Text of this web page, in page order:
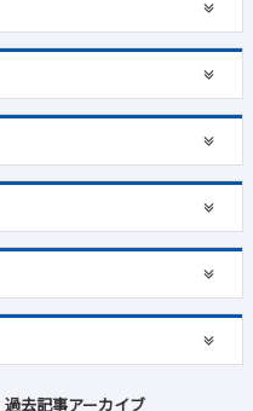
過去記事アーカイブ